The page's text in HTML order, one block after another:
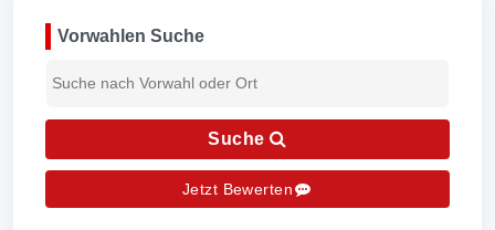
Vorwahlen Suche
Suche
Jetzt Bewerten